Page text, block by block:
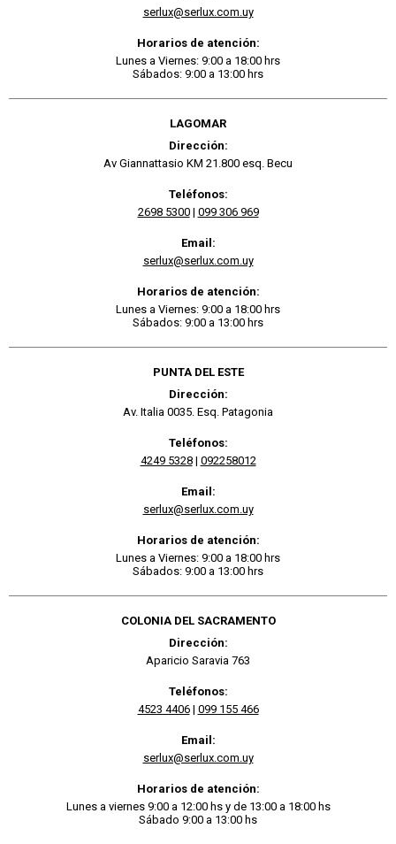
serlux@serlux.com.uy
Horarios de atención:
Lunes a Viernes: 9:00 a 18:00 hrs
Sábados: 9:00 a 13:00 hrs
LAGOMAR
Dirección:
Av Giannattasio KM 21.800 esq. Becu
Teléfonos:
2698 5300| 099 306 969
Email:
serlux@serlux.com.uy
Horarios de atención:
Lunes a Viernes: 9:00 a 18:00 hrs
Sábados: 9:00 a 13:00 hrs
PUNTA DEL ESTE
Dirección:
Av. Italia 0035. Esq. Patagonia
Teléfonos:
4249 5328| 092258012
Email:
serlux@serlux.com.uy
Horarios de atención:
Lunes a Viernes: 9:00 a 18:00 hrs
Sábados: 9:00 a 13:00 hrs
COLONIA DEL SACRAMENTO
Dirección:
Aparicio Saravia 763
Teléfonos:
4523 4406| 099 155 466
Email:
serlux@serlux.com.uy
Horarios de atención:
Lunes a viernes 9:00 a 12:00 hs y de 13:00 a 18:00 hs
Sábado 9:00 a 13:00 hs